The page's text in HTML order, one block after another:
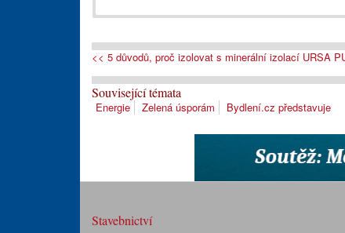
<< 5 důvodů, proč izolovat s minerální izolací URSA
Související témata
Energie Zelená úsporám Bydlení.cz představuje
Stavebnictví